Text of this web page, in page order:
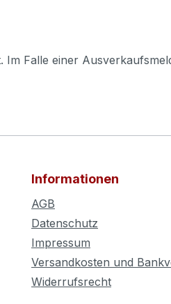
Falle einer
Informationen
AGB
Datenschutz
Impressum
Versandkosten und
Widerrufsrecht